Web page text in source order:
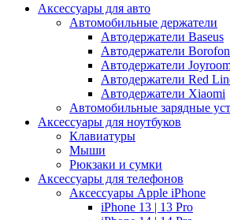
Аксессуары для авто
Автомобильные держатели
Автодержатели Baseus
Автодержатели
Автодержатели
Автодержатели Red
Автодержатели Xiaomi
Автомобильные зарядные
Аксессуары для ноутбуков
Клавиатуры
Мыши
Рюкзаки и сумки
Аксессуары для телефонов
Аксессуары Apple iPhone
iPhone 13 | 13 Pro